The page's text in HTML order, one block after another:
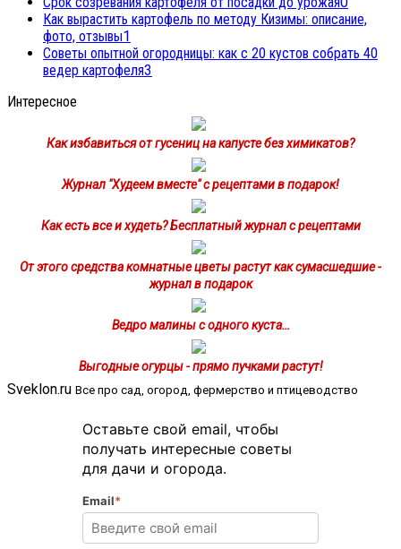
Как вырастить картофель по методу Кизимы: описание,
фото, отзывы1
Советы опытной огородницы: как с 20 кустов собрать 40
ведер картофеля3
Интересное
Как избавиться от гусениц на капусте без химикатов?
Журнал "Худеем вместе" с рецептами в подарок!
Как есть все и худеть? Бесплатный журнал с рецептами
От этого средства комнатные цветы растут как сумасшедшие -
журнал в подарок
Ведро малины с одного куста…
Выгодные огурцы - прямо пучками растут!
Sveklon.ru Все про сад, огород, фермерство и птицеводство
Оставьте свой email, чтобы
получать интересные советы
для дачи и огорода.
Email*